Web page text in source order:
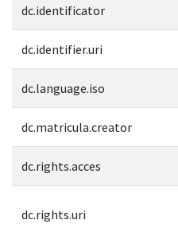
dc.identificator
dc.identifier.uri
dc.language.iso
dc.matricula.creator
dc.rights.acces
dc.rights.uri